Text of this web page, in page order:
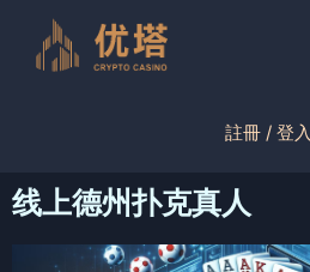
註冊 / 登入
线上德州扑克真人